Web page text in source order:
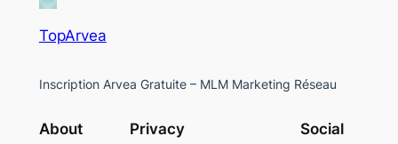
TopArvea
Inscription Arvea Gratuite – MLM Marketing Réseau
About Privacy Social